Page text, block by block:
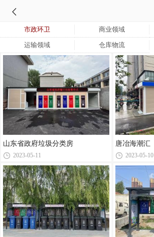
市政环卫 商业领域
运输领域 仓库物流
山东省政府垃圾分类房
2023-05-11
唐冶海潮汇
2023-05-10